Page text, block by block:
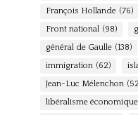
François Hollande (76)
Front national (98)
général de Gaulle (138)
immigration (62)
Jean-Luc Mélenchon
libéralisme économique